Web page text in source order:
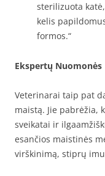
sterilizuota
kelis
formos.“
Ekspertų Nuomonės
Veterinarai taip pat
maistą. Jie pabrėžia,
sveikatai ir
esančios maistinės
virškinimą, stiprų